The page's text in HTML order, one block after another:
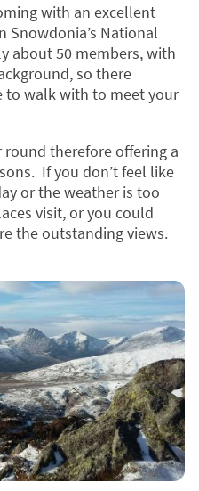
with an excellent
National
about 50 members, with
so there
to walk with to meet your
therefore offering a
If you don’t feel like
or the weather is too
visit, or you could
the outstanding views.